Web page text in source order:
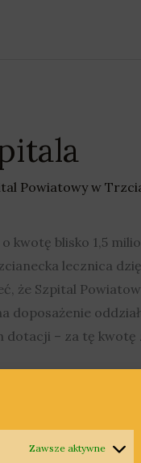
Zawsze aktywne
Powiatowy w
blisko 1,5
lecznica
że Szpital
doposażenie
dotacji – za tę kwotę